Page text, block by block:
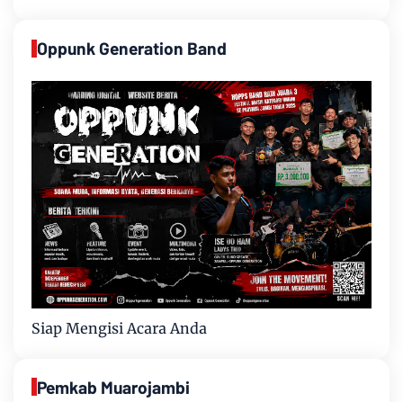
Oppunk Generation Band
Siap Mengisi Acara Anda
Pemkab Muarojambi